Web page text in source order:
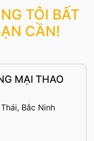
TÔI BẤT
CẦN!
MẠI THAO
Bắc Ninh